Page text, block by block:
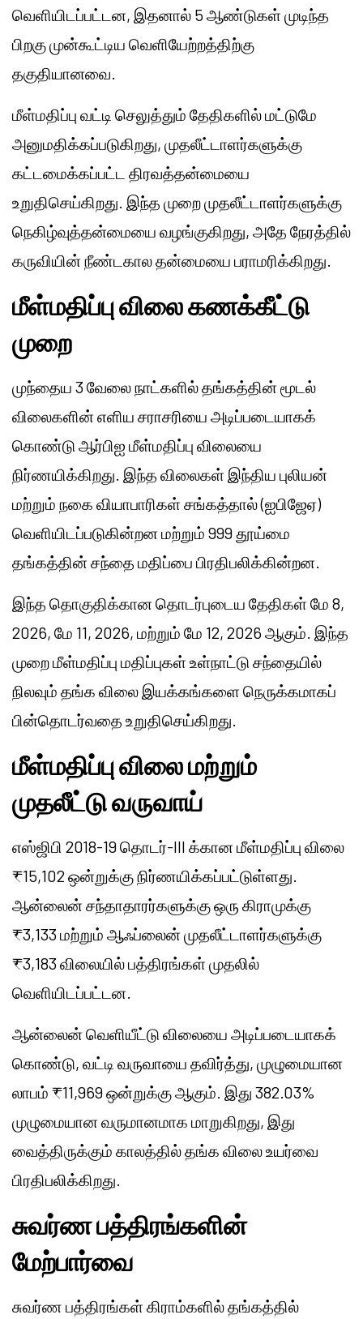
வெளியிடப்பட்டன, இதனால் 5 ஆண்டுகள் முடிந்த
பிறகு முன்கூட்டிய வெளியேற்றத்திற்கு
தகுதியானவை.
மீள்மதிப்பு வட்டி செலுத்தும் தேதிகளில் மட்டுமே
அனுமதிக்கப்படுகிறது, முதலீட்டாளர்களுக்கு
கட்டமைக்கப்பட்ட திரவத்தன்மையை
உறுதிசெய்கிறது. இந்த முறை முதலீட்டாளர்களுக்கு
நெகிழ்வுத்தன்மையை வழங்குகிறது, அதே நேரத்தில்
கருவியின் நீண்டகால தன்மையை பராமரிக்கிறது.
மீள்மதிப்பு விலை கணக்கீட்டு
முறை
முந்தைய 3 வேலை நாட்களில் தங்கத்தின் மூடல்
விலைகளின் எளிய சராசரியை அடிப்படையாகக்
கொண்டு ஆர்பிஐ மீள்மதிப்பு விலையை
நிர்ணயிக்கிறது. இந்த விலைகள் இந்திய புலியன்
மற்றும் நகை வியாபாரிகள் சங்கத்தால் (ஐபிஜேஏ)
வெளியிடப்படுகின்றன மற்றும் 999 தூய்மை
தங்கத்தின் சந்தை மதிப்பை பிரதிபலிக்கின்றன.
இந்த தொகுதிக்கான தொடர்புடைய தேதிகள் மே 8,
2026, மே 11, 2026, மற்றும் மே 12, 2026 ஆகும். இந்த
முறை மீள்மதிப்பு மதிப்புகள் உள்நாட்டு சந்தையில்
நிலவும் தங்க விலை இயக்கங்களை நெருக்கமாகப்
பின்தொடர்வதை உறுதிசெய்கிறது.
மீள்மதிப்பு விலை மற்றும்
முதலீட்டு வருவாய்
எஸ்ஜிபி 2018-19 தொடர்-III க்கான மீள்மதிப்பு விலை
₹15,102 ஒன்றுக்கு நிர்ணயிக்கப்பட்டுள்ளது.
ஆன்லைன் சந்தாதாரர்களுக்கு ஒரு கிராமுக்கு
₹3,133 மற்றும் ஆஃப்லைன் முதலீட்டாளர்களுக்கு
₹3,183 விலையில் பத்திரங்கள் முதலில்
வெளியிடப்பட்டன.
ஆன்லைன் வெளியீட்டு விலையை அடிப்படையாகக்
கொண்டு, வட்டி வருவாயை தவிர்த்து, முழுமையான
லாபம் ₹11,969 ஒன்றுக்கு ஆகும். இது 382.03%
முழுமையான வருமானமாக மாறுகிறது, இது
வைத்திருக்கும் காலத்தில் தங்க விலை உயர்வை
பிரதிபலிக்கிறது.
சுவர்ண பத்திரங்களின்
மேற்பார்வை
சுவர்ண பத்திரங்கள் கிராம்களில் தங்கத்தில்